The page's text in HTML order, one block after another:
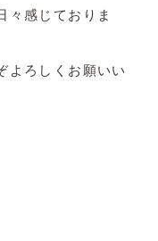
々感じておりま
よろしくお願いい